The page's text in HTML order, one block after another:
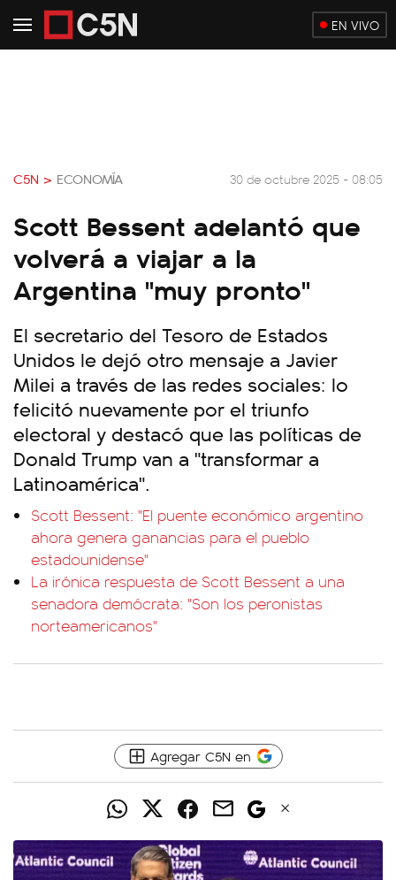
EN VIVO
C5N > ECONOMÍA 30 de octubre 2025 - 08:05
Scott Bessent adelantó que
volverá a viajar a la
Argentina "muy pronto"
El secretario del Tesoro de Estados
Unidos le dejó otro mensaje a Javier
Milei a través de las redes sociales: lo
felicitó nuevamente por el triunfo
electoral y destacó que las políticas de
Donald Trump van a "transformar a
Latinoamérica".
Scott Bessent: "El puente económico argentino
ahora genera ganancias para el pueblo
estadounidense"
La irónica respuesta de Scott Bessent a una
senadora demócrata: "Son los peronistas
norteamericanos"
Agregar C5N en